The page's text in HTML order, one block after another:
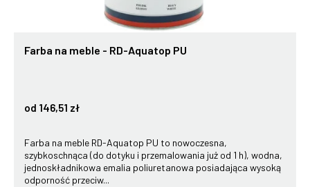
Farba na meble - RD-Aquatop PU
od 146,51 zł
Farba na meble RD-Aquatop PU to nowoczesna,
szybkoschnąca (do dotyku i przemalowania już od 1 h), wodna,
jednoskładnikowa emalia poliuretanowa posiadająca wysoką
odporność przeciw...